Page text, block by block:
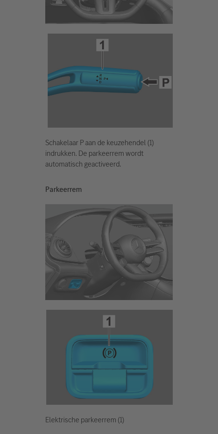
Schakelaar P aan de keuzehendel (1)
indrukken. De parkeerrem wordt
automatisch geactiveerd.
Parkeerrem
Elektrische parkeerrem (1)